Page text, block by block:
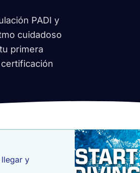
PADI y
cuidadoso
primera
y